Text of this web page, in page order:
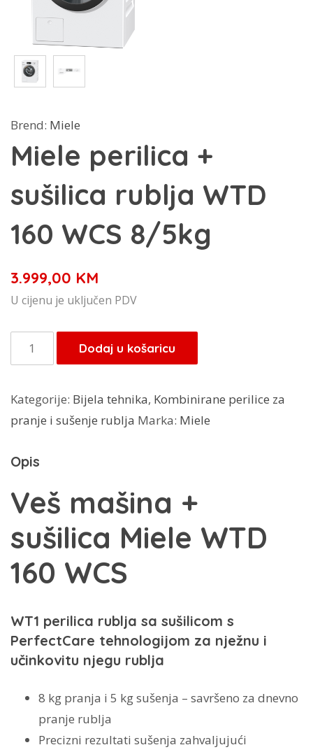
Brend: Miele
Miele perilica +
sušilica rublja WTD
160 WCS 8/5kg
3.999,00 KM
U cijenu je uključen PDV
Miele
perilica
sušilica
rublja
160
8/5kg
količina
Dodaj u košaricu
Kategorije: Bijela tehnika, Kombinirane perilice za
pranje i sušenje rublja Marka: Miele
Opis
Veš mašina +
sušilica Miele WTD
160 WCS
WT1 perilica rublja sa sušilicom s
PerfectCare tehnologijom za nježnu i
učinkovitu njegu rublja
8 kg pranja i 5 kg sušenja – savršeno za dnevno
pranje rublja
Precizni rezultati sušenja zahvaljujući